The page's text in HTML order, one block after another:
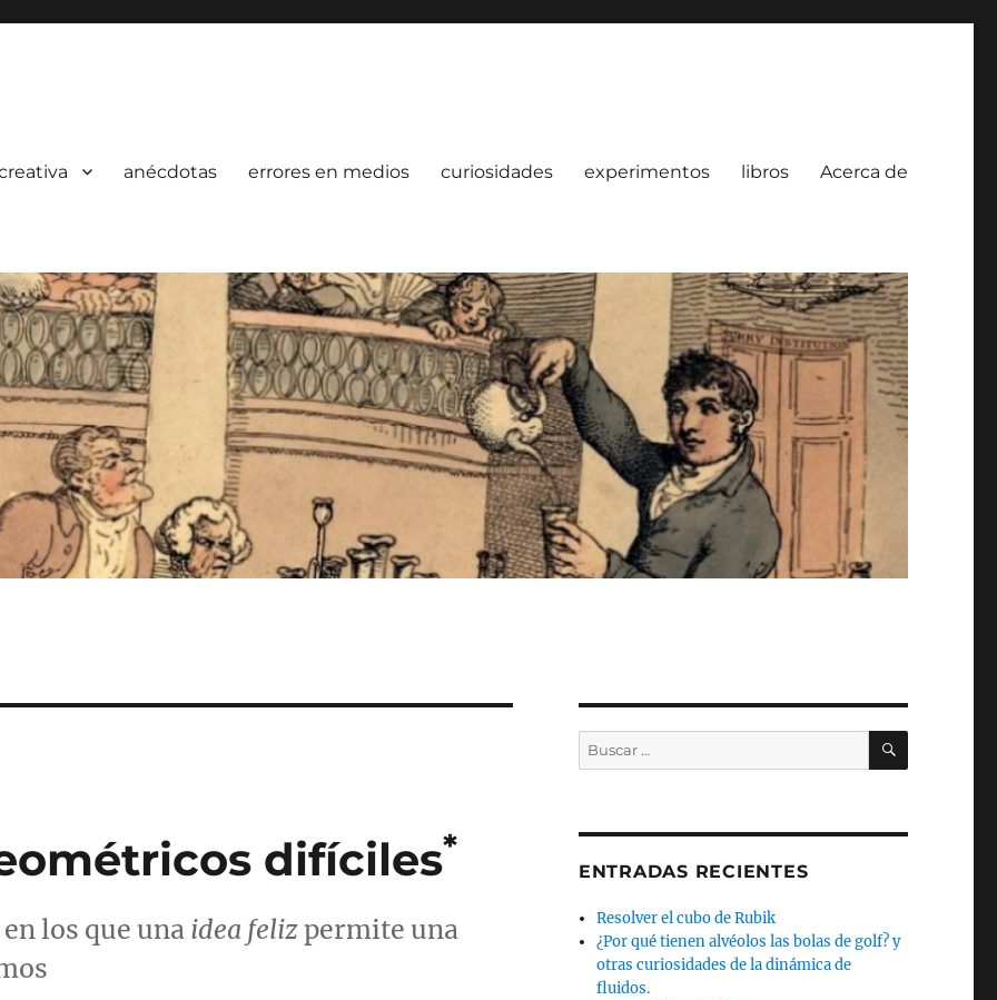
anécdotas errores en medios curiosidades experimentos libros Acerca de
difíciles*
los que una idea felizpermite una
Buscar
por:
BUSCAR
ENTRADAS RECIENTES
Resolver el cubo de Rubik
¿Por qué tienen alvéolos las bolas de golf? y
otras curiosidades de la dinámica de
fluidos.